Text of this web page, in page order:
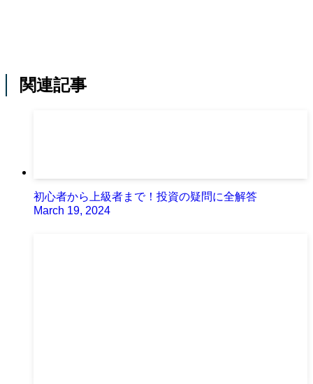
関連記事
初心者から上級者まで！投資の疑問に全解答
March 19, 2024